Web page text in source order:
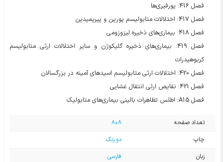
فصل 416: پورفیری‌ها
فصل 417: اختلالات متابولیسم پورین و پیریمیدین
فصل 418: بیماری‌‌های ذخیره لیزوزومی
فصل 419: بیماری‌های ذخیره گلیکوژن و سایر اختلالات ارثی متابولیسم
کربوهیدرات
فصل 420: اختلالات ارثی متابولیسم اسیدهای آمینه در بزرگسالان
فصل 421: نقایص ارثی انتقال غشایی
فصل A15: اطلس تظاهرات بالینی بیماری‌های متابولیک
تعداد صفحه
808
چاپ
دو رنگ
زبان
فارسی